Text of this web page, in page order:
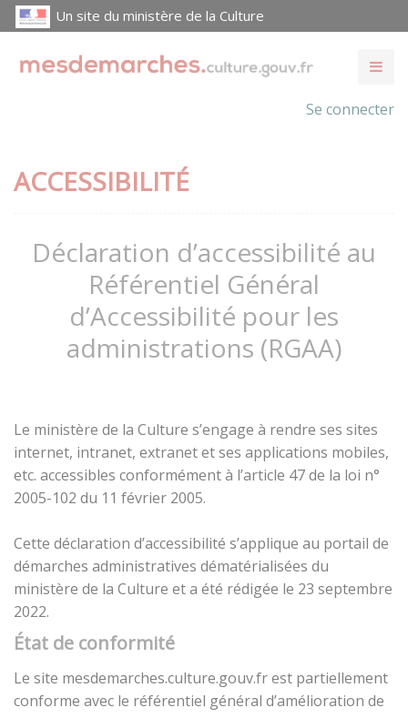
Un site du ministère de la Culture
Se connecter
ACCESSIBILITÉ
Déclaration d’accessibilité au
Référentiel Général
d’Accessibilité pour les
administrations (RGAA)
Le ministère de la Culture s’engage à rendre ses sites
internet, intranet, extranet et ses applications mobiles,
etc. accessibles conformément à l’article 47 de la loi n°
2005-102 du 11 février 2005.
Cette déclaration d’accessibilité s’applique au portail de
démarches administratives dématérialisées du
ministère de la Culture et a été rédigée le 23 septembre
2022.
État de conformité
Le site mesdemarches.culture.gouv.fr est partiellement
conforme avec le référentiel général d’amélioration de